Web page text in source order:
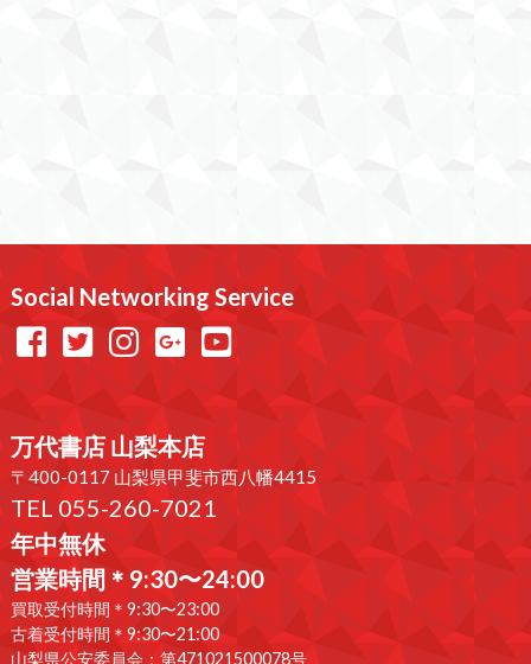
Social Networking Service
万代書店 山梨本店
〒400-0117 山梨県甲斐市西八幡4415
TEL 055-260-7021
年中無休
営業時間＊9:30〜24:00
買取受付時間＊9:30〜23:00
古着受付時間＊9:30〜21:00
山梨県公安委員会：第471021500078号